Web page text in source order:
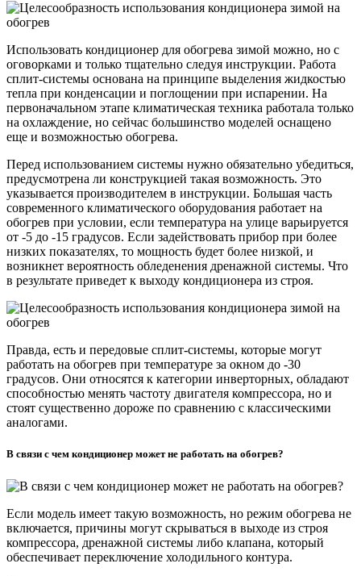
Использовать кондиционер для обогрева зимой можно, но с
оговорками и только тщательно следуя инструкции. Работа
сплит-системы основана на принципе выделения жидкостью
тепла при конденсации и поглощении при испарении. На
первоначальном этапе климатическая техника работала только
на охлаждение, но сейчас большинство моделей оснащено
еще и возможностью обогрева.
Перед использованием системы нужно обязательно убедиться,
предусмотрена ли конструкцией такая возможность. Это
указывается производителем в инструкции. Большая часть
современного климатического оборудования работает на
обогрев при условии, если температура на улице варьируется
от -5 до -15 градусов. Если задействовать прибор при более
низких показателях, то мощность будет более низкой, и
возникнет вероятность обледенения дренажной системы. Что
в результате приведет к выходу кондиционера из строя.
Правда, есть и передовые сплит-системы, которые могут
работать на обогрев при температуре за окном до -30
градусов. Они относятся к категории инверторных, обладают
способностью менять частоту двигателя компрессора, но и
стоят существенно дороже по сравнению с классическими
аналогами.
В связи с чем кондиционер может не работать на обогрев?
Если модель имеет такую возможность, но режим обогрева не
включается, причины могут скрываться в выходе из строя
компрессора, дренажной системы либо клапана, который
обеспечивает переключение холодильного контура.